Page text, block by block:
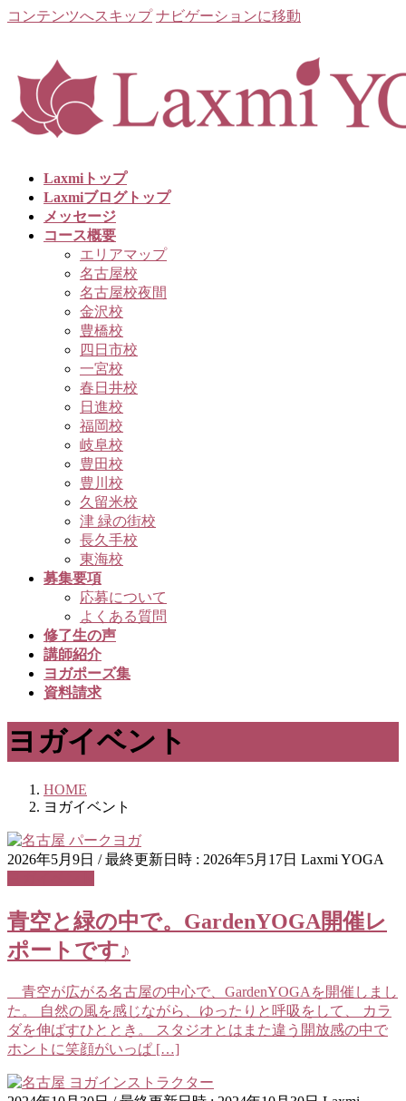
コンテンツへスキップ ナビゲーションに移動
Laxmiトップ
Laxmiブログトップ
メッセージ
コース概要
エリアマップ
名古屋校
名古屋校夜間
金沢校
豊橋校
四日市校
一宮校
春日井校
日進校
福岡校
岐阜校
豊田校
豊川校
久留米校
津 緑の街校
長久手校
東海校
募集要項
応募について
よくある質問
修了生の声
講師紹介
ヨガポーズ集
資料請求
ヨガイベント
HOME
ヨガイベント
2026年5月9日 / 最終更新日時 : 2026年5月17日 Laxmi YOGA
青空と緑の中で。GardenYOGA開催レ
ポートです♪
青空が広がる名古屋の中心で、GardenYOGAを開催しまし
た。 自然の風を感じながら、ゆったりと呼吸をして、 カラ
ダを伸ばすひととき。 スタジオとはまた違う開放感の中で
ホントに笑顔がいっぱ […]